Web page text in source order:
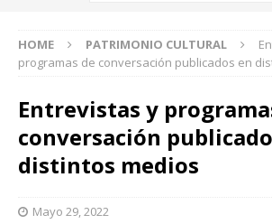
HOME PATRIMONIO CULTURAL
programas de conversación publicados en
Entrevistas y
conversación
distintos medios
Mayo 29, 2022